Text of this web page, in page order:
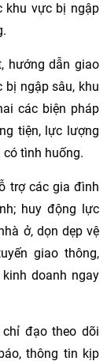
khu vực bị ngập
hướng dẫn giao
bị ngập sâu, khu
các biện pháp
tiện, lực lượng
tình huống.
trợ các gia đình
huy động lực
ở, dọn dẹp vệ
giao thông,
doanh ngay
đạo theo dõi
thông tin kịp